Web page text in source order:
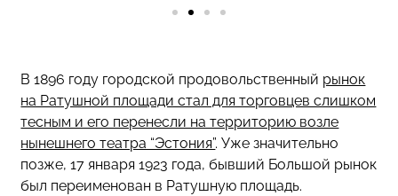
В 1896 году городской продовольственный рынок
на Ратушной площади стал для торговцев слишком
тесным и его перенесли на территорию возле
нынешнего театра “Эстония”. Уже значительно
позже, 17 января 1923 года, бывший Большой рынок
был переименован в Ратушную площадь.